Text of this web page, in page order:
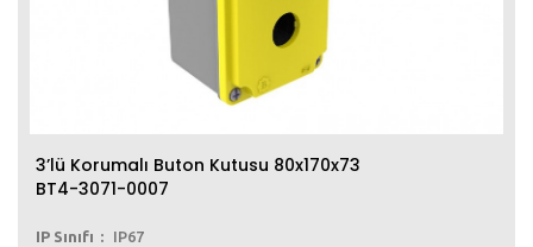
3’lü Korumalı Buton Kutusu 80x170x73
BT4-3071-0007
IP Sınıfı
IP67